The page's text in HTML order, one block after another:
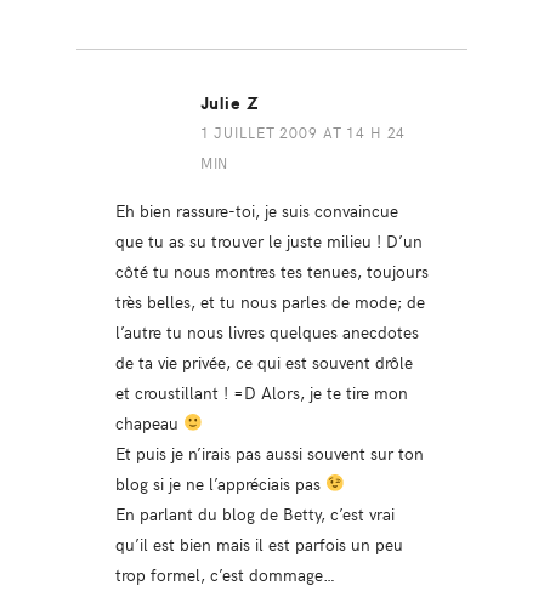
Julie Z
1 JUILLET 2009 AT 14 H 24
MIN
Eh bien rassure-toi, je suis convaincue
que tu as su trouver le juste milieu ! D’un
côté tu nous montres tes tenues, toujours
très belles, et tu nous parles de mode; de
l’autre tu nous livres quelques anecdotes
de ta vie privée, ce qui est souvent drôle
et croustillant ! =D Alors, je te tire mon
chapeau
Et puis je n’irais pas aussi souvent sur ton
blog si je ne l’appréciais pas
En parlant du blog de Betty, c’est vrai
qu’il est bien mais il est parfois un peu
trop formel, c’est dommage…